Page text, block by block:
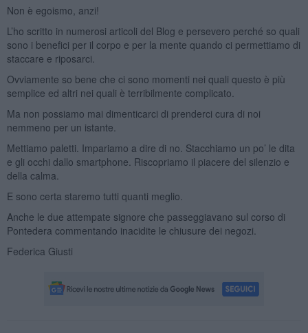
Non è egoismo, anzi!
L’ho scritto in numerosi articoli del Blog e persevero perché so quali
sono i benefici per il corpo e per la mente quando ci permettiamo di
staccare e riposarci.
Ovviamente so bene che ci sono momenti nei quali questo è più
semplice ed altri nei quali è terribilmente complicato.
Ma non possiamo mai dimenticarci di prenderci cura di noi
nemmeno per un istante.
Mettiamo paletti. Impariamo a dire di no. Stacchiamo un po’ le dita
e gli occhi dallo smartphone. Riscopriamo il piacere del silenzio e
della calma.
E sono certa staremo tutti quanti meglio.
Anche le due attempate signore che passeggiavano sul corso di
Pontedera commentando inacidite le chiusure dei negozi.
Federica Giusti